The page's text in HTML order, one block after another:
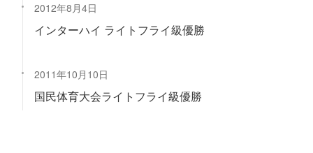
2012年8月4日
インターハイ ライトフライ級優勝
2011年10月10日
国民体育大会ライトフライ級優勝